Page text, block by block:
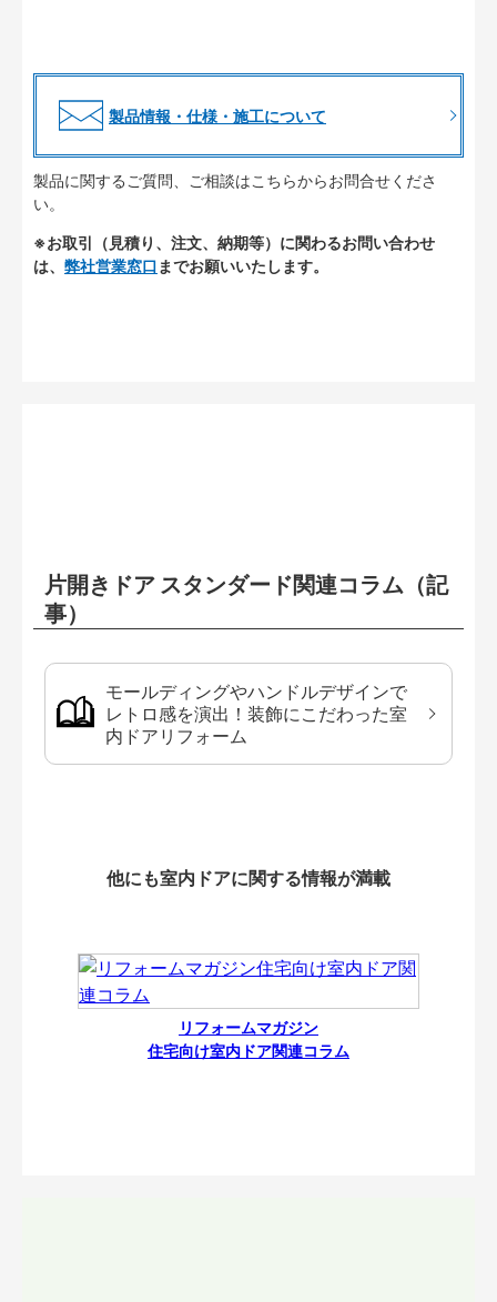
製品情報・仕様・施工について
製品に関するご質問、ご相談はこちらからお問合せくださ
い。
※お取引（見積り、注文、納期等）に関わるお問い合わせ
は、 弊社営業窓口 までお願いいたします。
片開きドア スタンダード関連コラム（記
事）
モールディングやハンドルデザインで
レトロ感を演出！装飾にこだわった室
内ドアリフォーム
他にも室内ドアに関する情報が満載
リフォームマガジン
住宅向け室内ドア関連コラム